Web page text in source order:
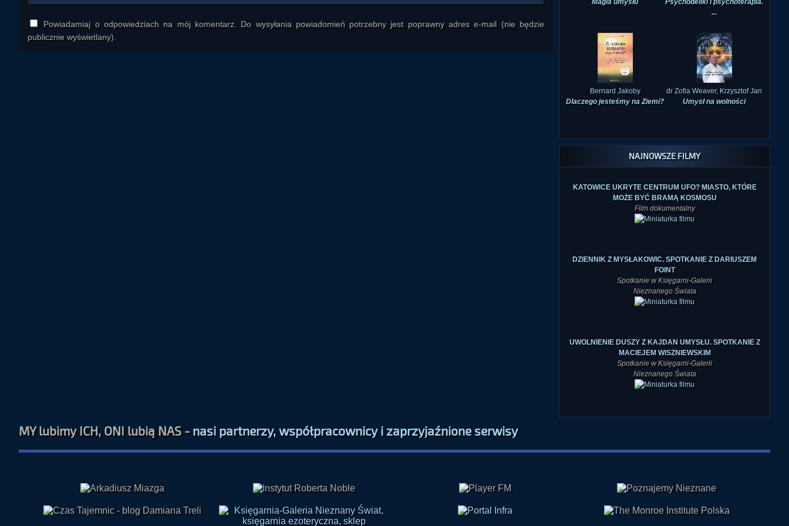
Powiadamiaj o odpowiedziach na mój komentarz. Do wysyłania powiadomień potrzebny jest poprawny adres e-mail (nie będzie
publicznie wyświetlany).
Bernard Jakoby
Dlaczego jesteśmy na Ziemi?
dr Zofia Weaver, Krzysztof Jan
Umysł na wolności
NAJNOWSZE FILMY
KATOWICE UKRYTE CENTRUM UFO? MIASTO, KTÓRE
Film dokumentalny
Spotkanie w Księgarni-Galerii
Nieznanego Świata
Spotkanie w Księgarni-Galerii
Nieznanego Świata